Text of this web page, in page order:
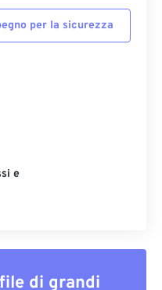
per la sicurezza
e
di grandi